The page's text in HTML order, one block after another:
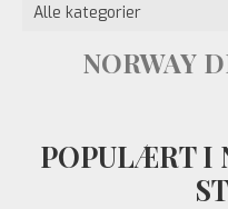
NORWAY
POPULÆRT I